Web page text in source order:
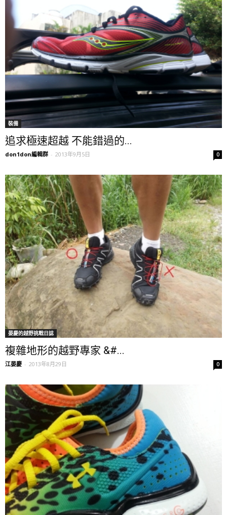
裝備
追求極速超越 不能錯過的...
don1don編輯群 - 2013年9月5日 0
晏慶的越野挑戰日誌
複雜地形的越野專家 &#...
江晏慶 - 2013年8月29日 0